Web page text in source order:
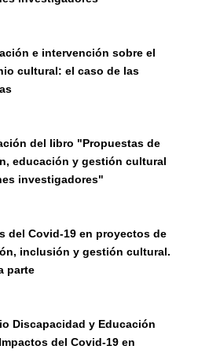
e intervención sobre el
cultural: el caso de las
del libro "Propuestas de
educación y gestión cultural
investigadores"
del Covid-19 en proyectos de
inclusión y gestión cultural.
parte
Discapacidad y Educación
del Covid-19 en